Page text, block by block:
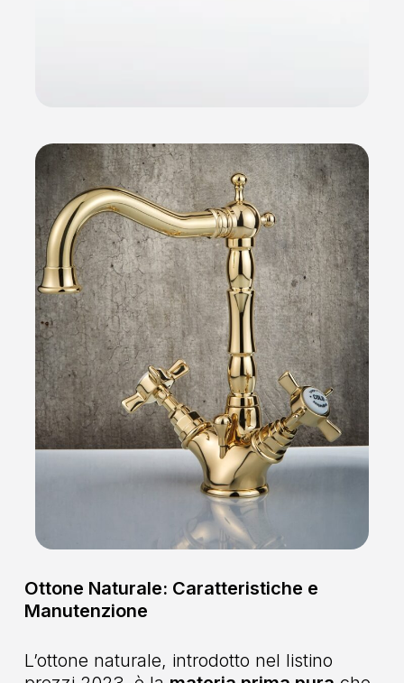
Ottone Naturale: Caratteristiche e
Manutenzione
L’ottone naturale, introdotto nel listino